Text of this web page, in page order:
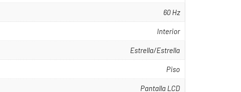
60 Hz
Interior
Estrella/Estrella
Piso
Pantalla LCD